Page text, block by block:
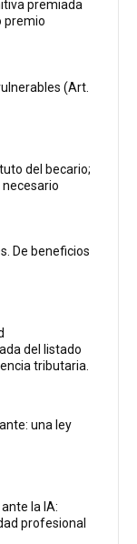
premiada
premio
(Art.
del becario;
De beneficios
del listado
tributaria.
una ley
la IA:
profesional